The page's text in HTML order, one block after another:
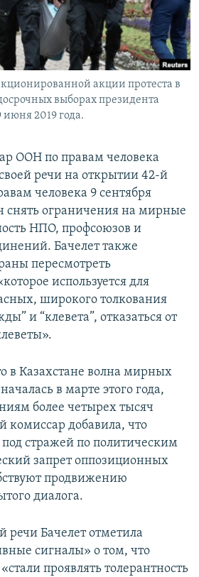
акции протеста в
выборах президента
июня 2019 года.
ООН по правам человека
речи на открытии 42-й
человека 9 сентября
снять ограничения на мирные
НПО, профсоюзов и
Бачелет также
пересмотреть
используется для
широкого толкования
и “клевета”, отказаться от
в Казахстане волна мирных
в марте этого года,
более четырех тысяч
комиссар добавила, что
стражей по политическим
запрет оппозиционных
продвижению
диалога.
речи Бачелет отметила
сигналы» о том, что
проявлять толерантность